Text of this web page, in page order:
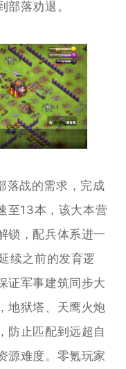
落劝退。
落战的需求，完成
至13本，该大本营
锁，配兵体系进一
续之前的发育逻
证军事建筑同步大
地狱塔、天鹰火炮
防止匹配到远超自
源难度。零氪玩家